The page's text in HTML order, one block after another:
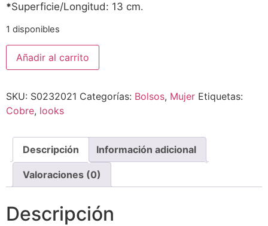
*Superficie/Longitud: 13 cm.
1 disponibles
Añadir al carrito
SKU: S0232021 Categorías: Bolsos, Mujer Etiquetas:
Cobre, looks
Descripción Información adicional
Valoraciones (0)
Descripción